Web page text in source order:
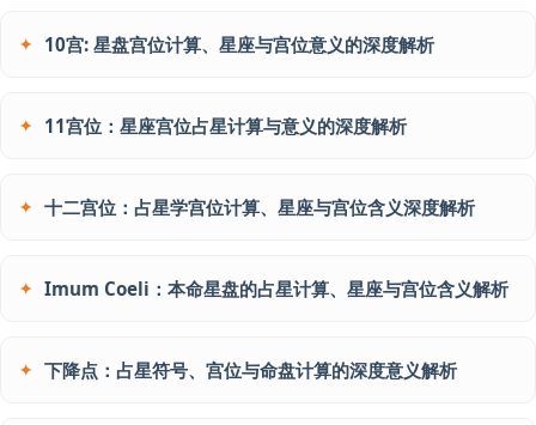
10宫: 星盘宫位计算、星座与宫位意义的深度解析
11宫位：星座宫位占星计算与意义的深度解析
十二宫位：占星学宫位计算、星座与宫位含义深度解析
Imum Coeli：本命星盘的占星计算、星座与宫位含义解析
下降点：占星符号、宫位与命盘计算的深度意义解析